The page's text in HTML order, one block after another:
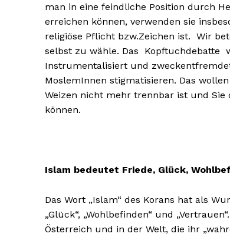
man in eine feindliche Position durch
erreichen können, verwenden sie
religiöse Pflicht bzw.Zeichen ist. Wir
selbst zu wähle. Das Kopftuchdebatte
Instrumentalisiert und
MoslemInnen stigmatisieren. Das
Weizen nicht mehr trennbar ist und
können.
Islam bedeutet Friede, Glück,
Das Wort „Islam“ des Korans hat als
„Glück“, „Wohlbefinden“ und
Österreich und in der Welt, die ihr